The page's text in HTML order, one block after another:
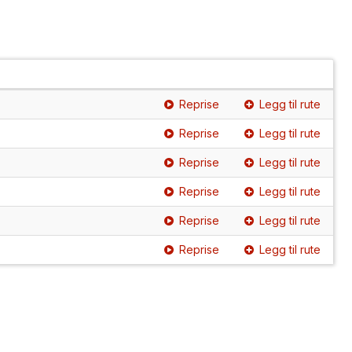
Reprise Legg til rute
Reprise Legg til rute
Reprise Legg til rute
Reprise Legg til rute
Reprise Legg til rute
Reprise Legg til rute